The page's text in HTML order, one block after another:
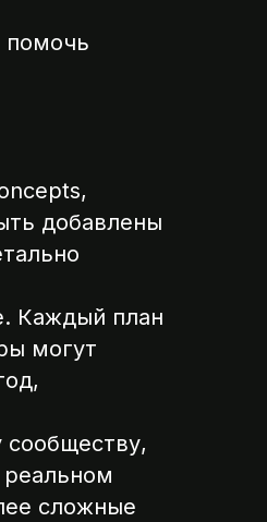
помочь
добавлены
Каждый план
могут
сообществу,
сложные